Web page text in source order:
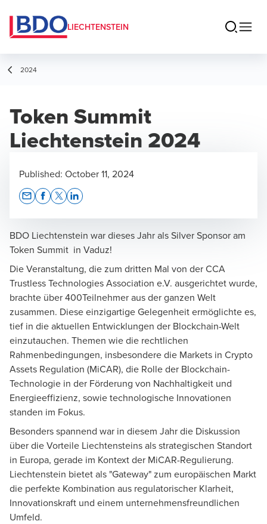
LIECHTENSTEIN
2024
Token Summit
Liechtenstein 2024
BDO Liechtenstein war dieses Jahr als Silver Sponsor am
Token Summit in Vaduz!
Die Veranstaltung, die zum dritten Mal von der CCA
Trustless Technologies Association e.V. ausgerichtet wurde,
brachte über 400Teilnehmer aus der ganzen Welt
zusammen. Diese einzigartige Gelegenheit ermöglichte es,
tief in die aktuellen Entwicklungen der Blockchain-Welt
einzutauchen. Themen wie die rechtlichen
Rahmenbedingungen, insbesondere die Markets in Crypto
Assets Regulation (MiCAR), die Rolle der Blockchain-
Technologie in der Förderung von Nachhaltigkeit und
Energieeffizienz, sowie technologische Innovationen
standen im Fokus.
Besonders spannend war in diesem Jahr die Diskussion
über die Vorteile Liechtensteins als strategischen Standort
in Europa, gerade im Kontext der MiCAR-Regulierung.
Liechtenstein bietet als "Gateway" zum europäischen Markt
die perfekte Kombination aus regulatorischer Klarheit,
Innovationskraft und einem unternehmensfreundlichen
Umfeld.
Published: October 11, 2024